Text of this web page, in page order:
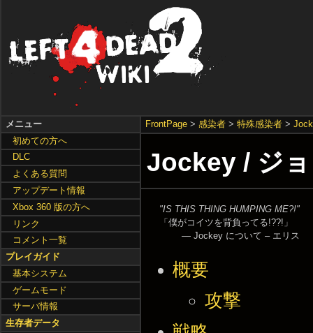
FrontPage >感染者 >特殊感染者 >
Jockey / ジ
"IS THIS THING HUMPING ME?!"
「僕がコイツを背負ってる!??!」
— Jockey について – エリス
概要
攻撃
メニュー
初めての方へ
DLC
よくある質問
アップデート情報
Xbox 360 版の方へ
リンク
コメント一覧
プレイガイド
基本システム
ゲームモード
サーバ情報
生存者データ